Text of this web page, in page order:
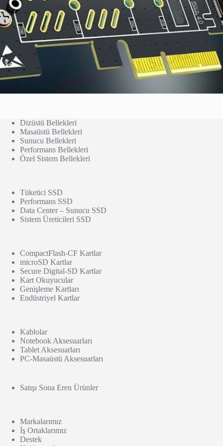
Dizüstü Bellekleri
Masaüstü Bellekleri
Sunucu Bellekleri
Performans Bellekleri
Özel Sistem Bellekleri
Tüketici SSD
Performans SSD
Data Center – Sunucu SSD
Sistem Üreticileri SSD
CompactFlash-CF Kartlar
microSD Kartlar
Secure Digital-SD Kartlar
Kart Okuyucular
Genişleme Kartları
Endüstriyel Kartlar
Kablolar
Notebook Aksesuarları
Tablet Aksesuarları
PC-Masaüstü Aksesuarları
Satışı Sona Eren Ürünler
Markalarımız
İş Ortaklarımız
Destek